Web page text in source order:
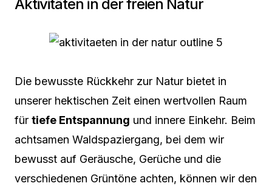
Aktivitäten in der freien Natur
Die bewusste Rückkehr zur Natur bietet in
unserer hektischen Zeit einen wertvollen Raum
für tiefe Entspannung und innere Einkehr. Beim
achtsamen Waldspaziergang, bei dem wir
bewusst auf Geräusche, Gerüche und die
verschiedenen Grüntöne achten, können wir den